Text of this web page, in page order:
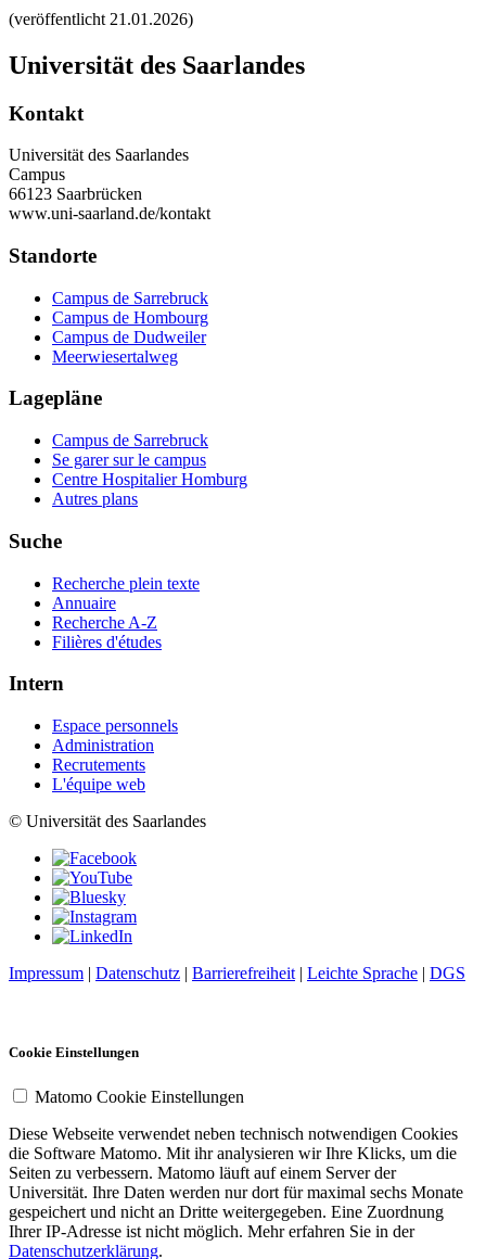
(veröffentlicht 21.01.2026)
Universität des Saarlandes
Kontakt
Universität des Saarlandes
Campus
66123 Saarbrücken
www.uni-saarland.de/kontakt
Standorte
Campus de Sarrebruck
Campus de Hombourg
Campus de Dudweiler
Meerwiesertalweg
Lagepläne
Campus de Sarrebruck
Se garer sur le campus
Centre Hospitalier Homburg
Autres plans
Suche
Recherche plein texte
Annuaire
Recherche A-Z
Filières d'études
Intern
Espace personnels
Administration
Recrutements
L'équipe web
© Universität des Saarlandes
Impressum | Datenschutz | Barrierefreiheit | Leichte Sprache | DGS
Cookie Einstellungen
Matomo Cookie Einstellungen
Diese Webseite verwendet neben technisch notwendigen Cookies
die Software Matomo. Mit ihr analysieren wir Ihre Klicks, um die
Seiten zu verbessern. Matomo läuft auf einem Server der
Universität. Ihre Daten werden nur dort für maximal sechs Monate
gespeichert und nicht an Dritte weitergegeben. Eine Zuordnung
Ihrer IP-Adresse ist nicht möglich. Mehr erfahren Sie in der
Datenschutzerklärung.